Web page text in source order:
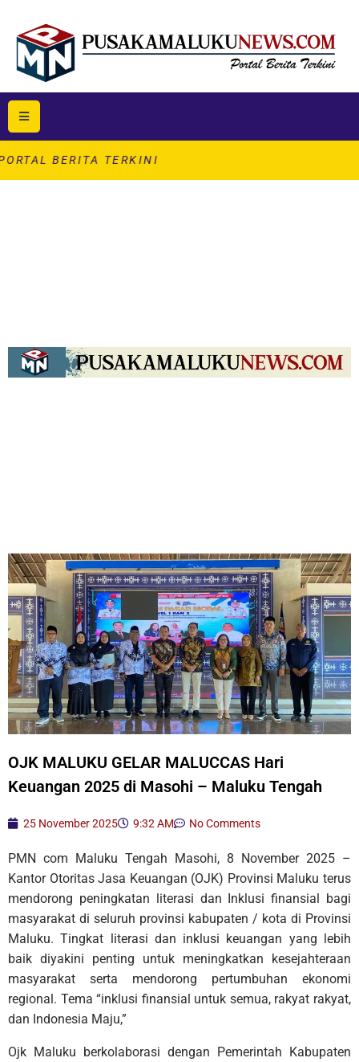
TERKINI
OJK MALUKU GELAR MALUCCAS Hari
Keuangan 2025 di Masohi – Maluku Tengah
25 November 2025 9:32 AM No Comments
PMN com Maluku Tengah Masohi, 8 November 2025 –
Kantor Otoritas Jasa Keuangan (OJK) Provinsi Maluku terus
mendorong peningkatan literasi dan Inklusi finansial bagi
masyarakat di seluruh provinsi kabupaten / kota di Provinsi
Maluku. Tingkat literasi dan inklusi keuangan yang lebih
baik diyakini penting untuk meningkatkan kesejahteraan
masyarakat serta mendorong pertumbuhan ekonomi
regional. Tema “inklusi finansial untuk semua, rakyat rakyat,
dan Indonesia Maju,”
Ojk Maluku berkolaborasi dengan Pemerintah Kabupaten